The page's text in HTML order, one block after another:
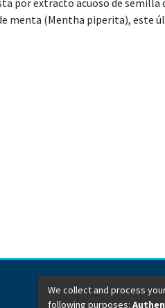
menta (Mentha piperita), este
Dirección General de Bibliotecas
We collect and process
following purposes: